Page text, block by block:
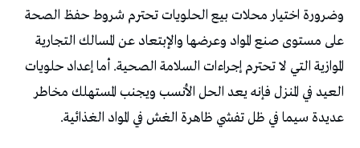
وضرورة اختيار محلات بيع الحلويات تحترم شروط حفظ الصحة
على مستوى صنع المواد وعرضها والإبتعاد عن المسالك التجارية
الموازية التي لا تحترم إجراءات السلامة الصحية. أما إعداد حلويات
العيد في المنزل فإنه يعد الحل الأنسب ويجنب المستهلك مخاطر
عديدة سيما في ظل تفشي ظاهرة الغش في المواد الغذائية.